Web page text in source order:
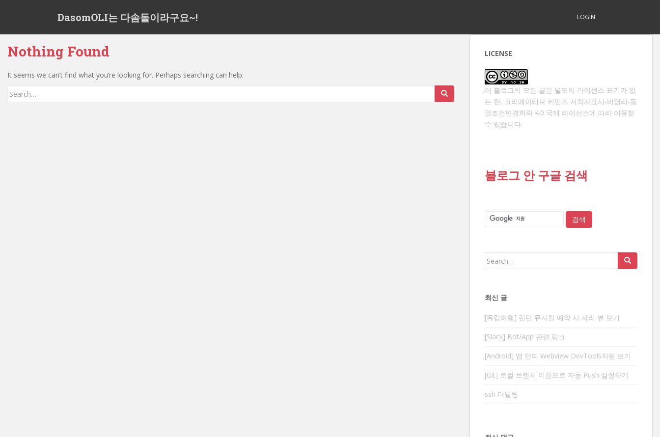
DasomOLI는 다솜돌이라구요~! LOGIN
Nothing Found
It seems we can’t find what you’re looking for. Perhaps searching can help.
Search
LICENSE
이 블로그의 모든 글은 별도의 라이센스 표기가 없
는 한, 크리에이티브 커먼즈 저작자표시-비영리-동
일조건변경허락 4.0 국제 라이선스에 따라 이용할
수 있습니다.
블로그 안 구글 검색
Search
최신 글
[유럽여행] 런던 뮤지컬 예약 시 자리 뷰 보기
[Slack] Bot/App 관련 링크
[Android] 앱 안의 Webview DevTools처럼 보기
[Git] 로컬 브랜치 이름으로 자동 Push 설정하기
ssh 터널링